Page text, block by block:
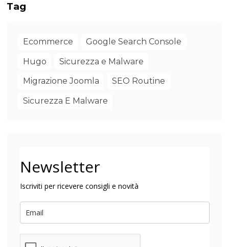
Tag
Ecommerce Google Search Console
Hugo Sicurezza e Malware
Migrazione Joomla SEO Routine
Sicurezza E Malware
Newsletter
Iscriviti per ricevere consigli e novità